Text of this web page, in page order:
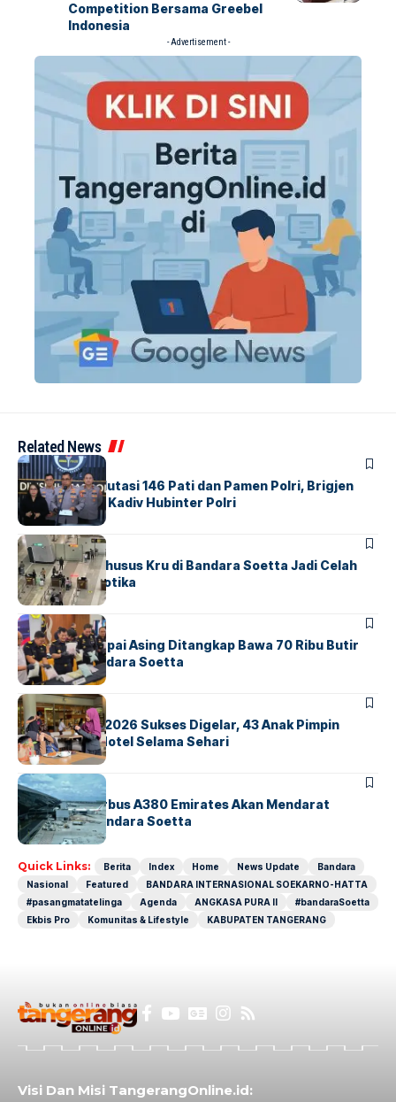
Competition Bersama Greebel
Indonesia
- Advertisement -
Related News
BERITA
Mabes Polri Mutasi 146 Pati dan Pamen Polri, Brigjen
Untung Jabat Kadiv Hubinter Polri
BANDARABERITA
Ketika Jalur Khusus Kru di Bandara Soetta Jadi Celah
Sindikat Narkotika
BANDARA BERITA
Kopilot Maskapai Asing Ditangkap Bawa 70 Ribu Butir
Ekstasi di Bandara Soetta
BERITAINDEX
GM For A Day 2026 Sukses Digelar, 43 Anak Pimpin
Operasional Hotel Selama Sehari
BANDARA BERITA
8 Agustus, Airbus A380 Emirates Akan Mendarat
Perdana di Bandara Soetta
Quick Links: Berita Index Home News Update
Bandara
Nasional
Featured
BANDARA INTERNASIONAL SOEKARNO-HATTA
#pasangmatatelinga
Agenda ANGKASA PURA II
#bandaraSoetta
Ekbis Pro
Komunitas & Lifestyle KABUPATEN TANGERANG
Visi Dan Misi TangerangOnline.id: